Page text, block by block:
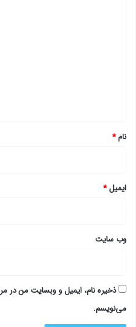
نام*
ایمیل*
وب‌ سایت
ذخیره نام، ایمیل و وبسایت من در
می‌نویسم.